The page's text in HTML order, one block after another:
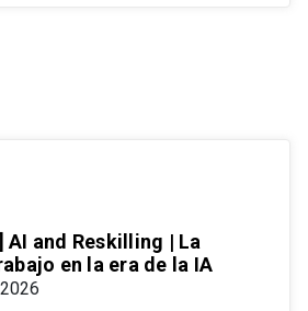
and Reskilling | La
en la era de la IA